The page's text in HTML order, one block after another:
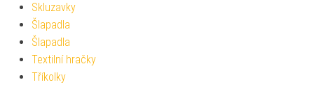
Skluzavky
Šlapadla
Šlapadla
Textilní hračky
Tříkolky